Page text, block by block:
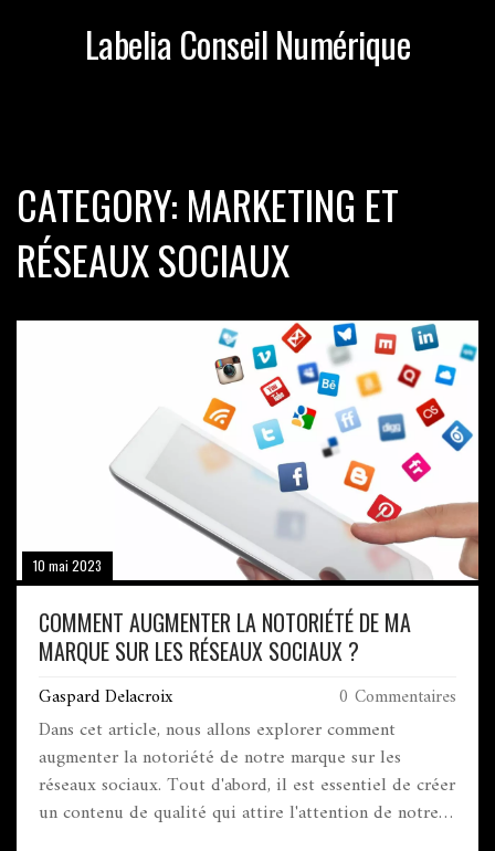
Labelia Conseil Numérique
CATEGORY: MARKETING ET
RÉSEAUX SOCIAUX
10 mai 2023
COMMENT AUGMENTER LA NOTORIÉTÉ DE MA
MARQUE SUR LES RÉSEAUX SOCIAUX ?
Gaspard Delacroix 0 Commentaires
Dans cet article, nous allons explorer comment
augmenter la notoriété de notre marque sur les
réseaux sociaux. Tout d'abord, il est essentiel de créer
un contenu de qualité qui attire l'attention de notre